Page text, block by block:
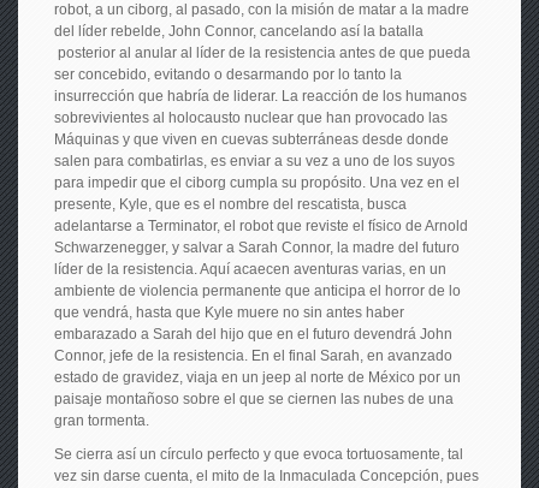
robot, a un ciborg, al pasado, con la misión de matar a la madre
del líder rebelde, John Connor, cancelando así la batalla
posterior al anular al líder de la resistencia antes de que pueda
ser concebido, evitando o desarmando por lo tanto la
insurrección que habría de liderar. La reacción de los humanos
sobrevivientes al holocausto nuclear que han provocado las
Máquinas y que viven en cuevas subterráneas desde donde
salen para combatirlas, es enviar a su vez a uno de los suyos
para impedir que el ciborg cumpla su propósito. Una vez en el
presente, Kyle, que es el nombre del rescatista, busca
adelantarse a Terminator, el robot que reviste el físico de Arnold
Schwarzenegger, y salvar a Sarah Connor, la madre del futuro
líder de la resistencia. Aquí acaecen aventuras varias, en un
ambiente de violencia permanente que anticipa el horror de lo
que vendrá, hasta que Kyle muere no sin antes haber
embarazado a Sarah del hijo que en el futuro devendrá John
Connor, jefe de la resistencia. En el final Sarah, en avanzado
estado de gravidez, viaja en un jeep al norte de México por un
paisaje montañoso sobre el que se ciernen las nubes de una
gran tormenta.
Se cierra así un círculo perfecto y que evoca tortuosamente, tal
vez sin darse cuenta, el mito de la Inmaculada Concepción, pues